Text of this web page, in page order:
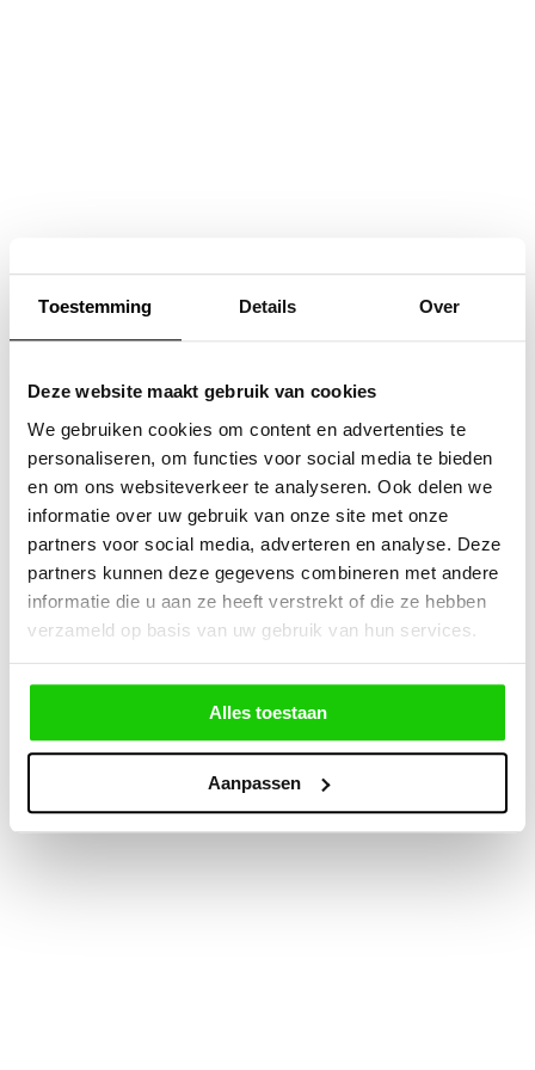
Toestemming Details Over
Deze website maakt gebruik van cookies
We gebruiken cookies om content en advertenties te
personaliseren, om functies voor social media te bieden
en om ons websiteverkeer te analyseren. Ook delen we
informatie over uw gebruik van onze site met onze
partners voor social media, adverteren en analyse. Deze
partners kunnen deze gegevens combineren met andere
informatie die u aan ze heeft verstrekt of die ze hebben
verzameld op basis van uw gebruik van hun services.
Alles toestaan
Aanpassen